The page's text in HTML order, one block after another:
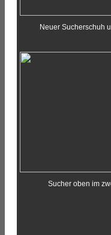
Neuer Sucherschuh
Sucher oben im